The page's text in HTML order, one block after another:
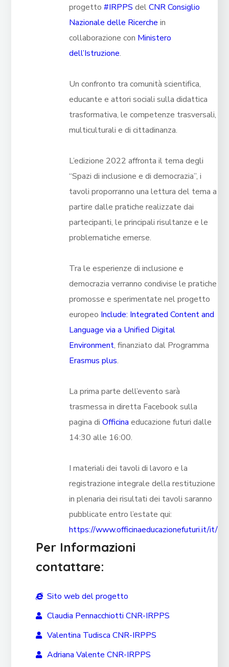
progetto #IRPPS delCNR Consiglio
Nazionale delle Ricerche in
collaborazione con Ministero
dell’Istruzione.
Un confronto tra comunità scientifica,
educante e attori sociali sulla didattica
trasformativa, le competenze trasversali,
multiculturali e di cittadinanza.
L’edizione 2022 affronta il tema degli
“Spazi di inclusione e di democrazia”, i
tavoli proporranno una lettura del tema a
partire dalle pratiche realizzate dai
partecipanti, le principali risultanze e le
problematiche emerse.
Tra le esperienze di inclusione e
democrazia verranno condivise le pratiche
promosse e sperimentate nel progetto
europeo Include: Integrated Content and
Language via a Unified Digital
Environment, finanziato dal Programma
Erasmus plus.
La prima parte dell’evento sarà
trasmessa in diretta Facebook sulla
pagina di Officina educazione futuri dalle
14:30 alle 16:00.
I materiali dei tavoli di lavoro e la
registrazione integrale della restituzione
in plenaria dei risultati dei tavoli saranno
pubblicate entro l’estate qui:
https://www.officinaeducazionefuturi.it/it/
Per Informazioni
contattare:
Sito web del progetto
Claudia Pennacchiotti CNR-IRPPS
Valentina Tudisca CNR-IRPPS
Adriana Valente CNR-IRPPS